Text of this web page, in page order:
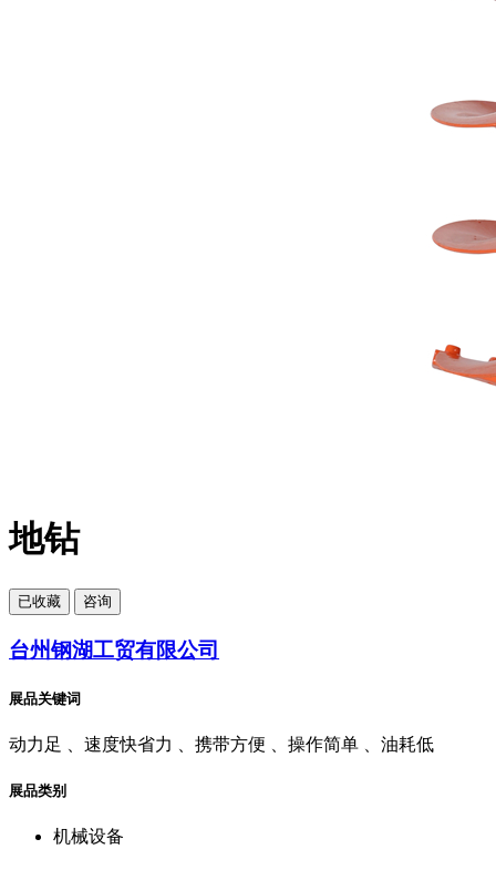
地钻
已收藏 咨询
台州钢湖工贸有限公司
展品关键词
动力足 、速度快省力 、携带方便 、操作简单 、油耗低
展品类别
机械设备